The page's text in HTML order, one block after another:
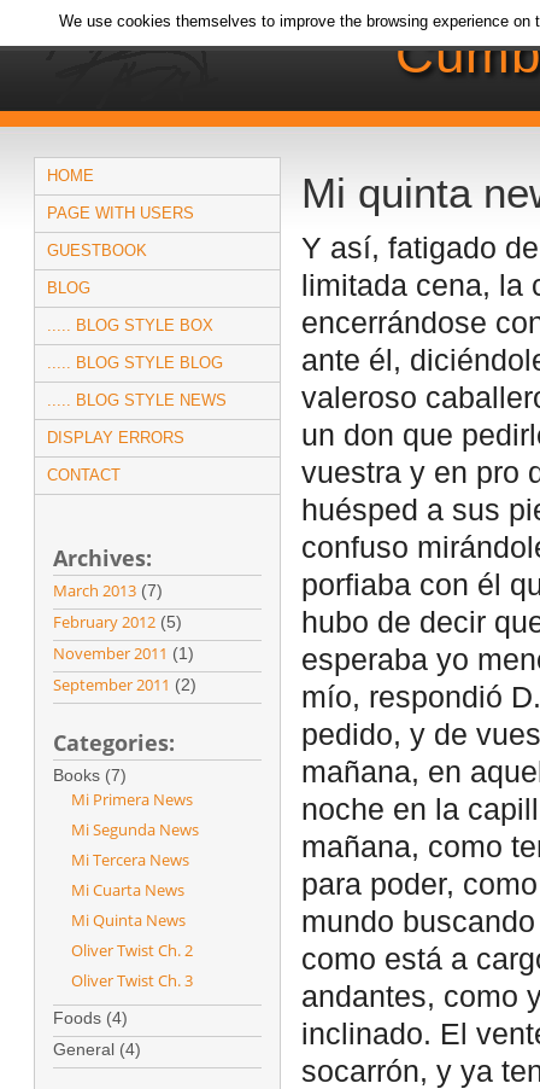
HOME
PAGE WITH USERS
GUESTBOOK
BLOG
..... BLOG STYLE BOX
..... BLOG STYLE BLOG
..... BLOG STYLE NEWS
DISPLAY ERRORS
CONTACT
Archives:
March 2013(7)
February 2012(5)
November 2011 (1)
September 2011 (2)
Categories:
Books (7)
Mi Primera News
Mi Segunda News
Mi Tercera News
Mi Cuarta News
Mi Quinta News
Oliver Twist Ch. 2
Oliver Twist Ch. 3
Foods (4)
General (4)
Mi quinta
Y así, fatigado
limitada cena, la
encerrándose
ante él,
valeroso
un don que
vuestra y en pro
huésped a sus
confuso
porfiaba con él
hubo de decir
esperaba yo
mío, respondió
pedido, y de
mañana, en
noche en la
mañana, como
para poder,
mundo
como está a
andantes, como
inclinado. El
socarrón, y ya
We use cookies themselves to improve the browsing experience